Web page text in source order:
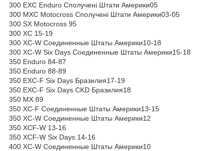
300 EXC Enduro Сполучені Штати Америки05
300 MXC Motocross Сполучені Штати Америки03-05
300 SX Motocross 95
300 XC 15-19
300 XC-W Соединенные Штаты Америки10-18
300 XC-W Six Days Соединенные Штаты Америки15-18
350 Enduro 84-87
350 Enduro 88-89
350 EXC-F Six Days Бразилия17-19
350 EXC-F Six Days CKD Бразилия18
350 MX 89
350 XC-F Соединенные Штаты Америки13-15
350 XC-W Соединенные Штаты Америки12
350 XCF-W 13-16
350 XCF-W Six Days 14-16
400 XC-W Соединенные Штаты Америки10